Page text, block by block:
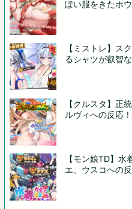
ぽい服をきたホ
【ミストレ】ス
るシャツが叡智
【クルスタ】正
ルヴィへの反応！
【モン娘TD】
エ、ウスコへの反